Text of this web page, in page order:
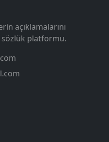
açıklamalarını
sözlük platformu.